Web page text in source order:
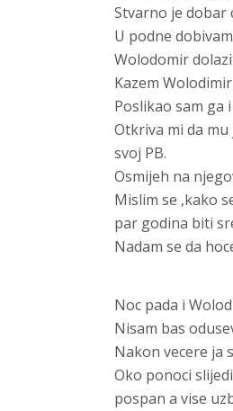
Stvarno je dobar
U podne
Wolodomir
Kazem
Poslikao sam ga
Otkriva mi da
svoj PB.
Osmijeh na
Mislim se ,kako
par godina biti
Nadam se da
Noc pada i
Nisam bas
Nakon vecere ja
Oko ponoci
pospan a vise